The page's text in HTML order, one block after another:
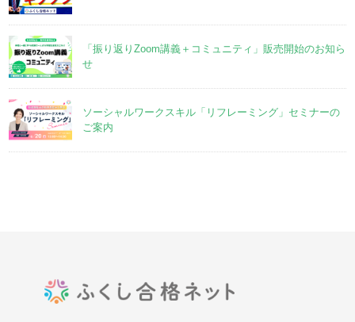
「振り返りZoom講義＋コミュニティ」販売開始のお知ら
せ
ソーシャルワークスキル「リフレーミング」セミナーの
ご案内